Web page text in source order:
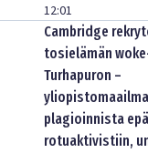
12:01
Cambridge
tosielämän
Turhapuron –
plagioinnista
rotuaktivistiin,